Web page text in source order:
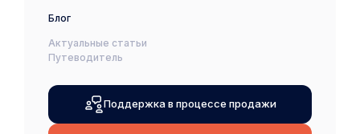
Блог
Актуальные статьи
Путеводитель
Поддержка в процессе продажи